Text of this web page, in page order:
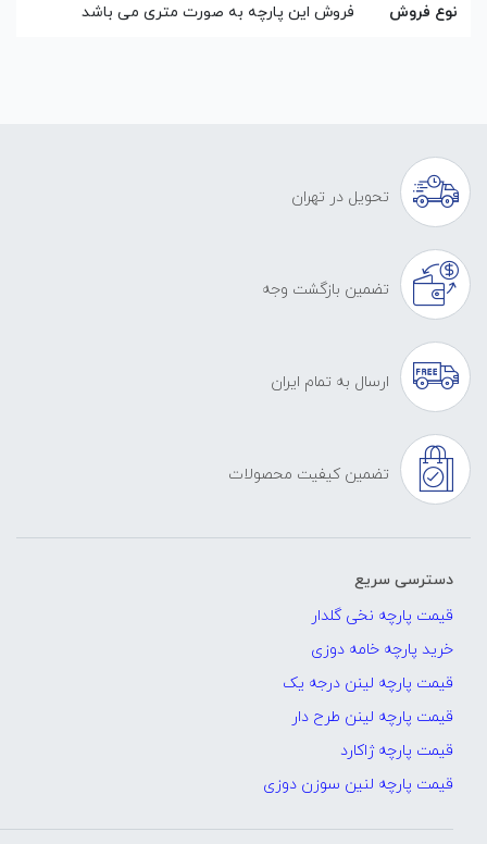
نوع فروش فروش این پارچه به صورت متری می باشد
تحویل در تهران
تضمین بازگشت وجه
ارسال به تمام ایران
تضمین کیفیت محصولات
دسترسی سریع
قیمت پارچه نخی گلدار
خرید پارچه خامه دوزی
قیمت پارچه لینن درجه یک
قیمت پارچه لینن طرح دار
قیمت پارچه ژاکارد
قیمت پارچه لنین سوزن دوزی